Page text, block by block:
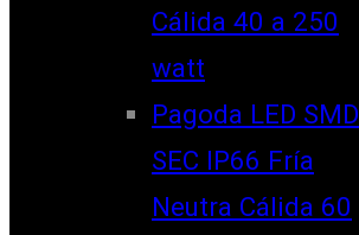
Cálida 40 a 250
watt
Pagoda LED SMD
SEC IP66 Fría
Neutra Cálida 60